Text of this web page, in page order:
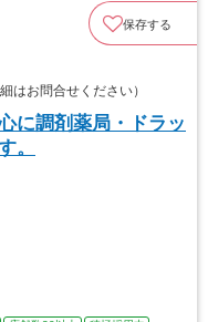
保存する
お問合せください）
に調剤薬局・ドラッ
。